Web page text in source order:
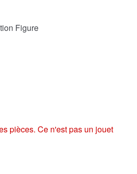
Figure
pièces. Ce n'est pas un jouet